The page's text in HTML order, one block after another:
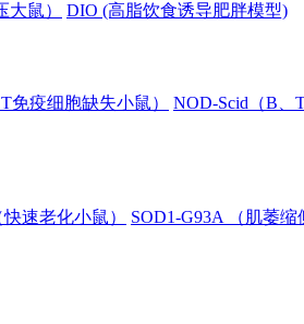
大鼠） DIO (高脂饮食诱导肥胖模型)
免疫细胞缺失小鼠）
NOD-Scid（B、
速老化小鼠） SOD1-G93A （肌萎缩